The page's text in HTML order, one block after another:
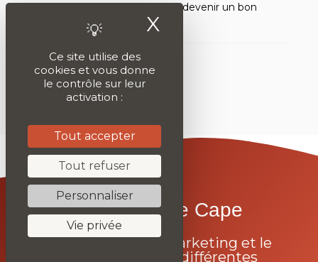
Comment devenir un bon
rédacteur web ?
Enfilez-Votre Cape
Apprenez le webmarketing et le
code grâce à nos différentes
Ce site utilise des
cookies et vous donne
le contrôle sur leur
activation :
Tout accepter
Tout refuser
Personnaliser
Vie privée
X